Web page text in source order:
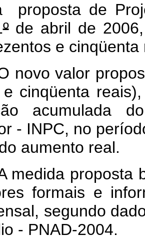
proposta de
ºde abril de
e
novo valor
cinqüenta
acumulada
- INPC, no
aumento real.
medida proposta
formais e
segundo
- PNAD-2004.